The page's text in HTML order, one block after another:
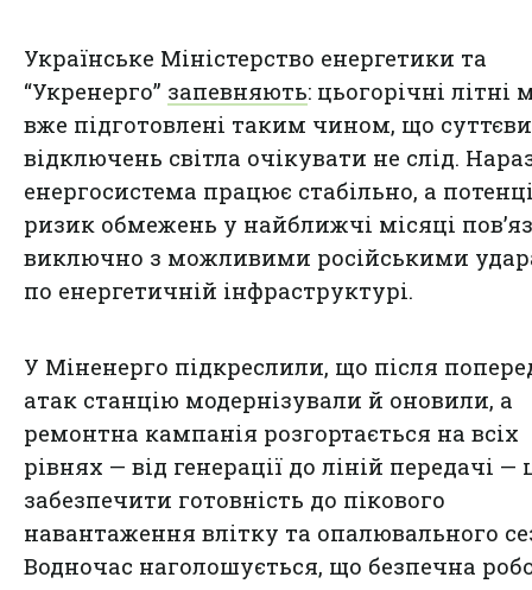
Українське Міністерство енергетики та
“Укренерго” запевняють: цьогорічні літні
вже підготовлені таким чином, що
відключень світла очікувати не слід.
енергосистема працює стабільно, а
ризик обмежень у найближчі місяці
виключно з можливими російськими
по енергетичній інфраструктурі.
У Міненерго підкреслили, що після
атак станцію модернізували й оновили, а
ремонтна кампанія розгортається на всіх
рівнях — від генерації до ліній передачі —
забезпечити готовність до пікового
навантаження влітку та опалювального
Водночас наголошується, що безпечна